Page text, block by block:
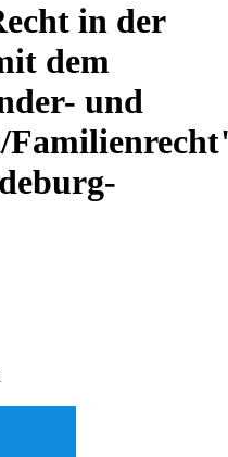
in der
dem
und